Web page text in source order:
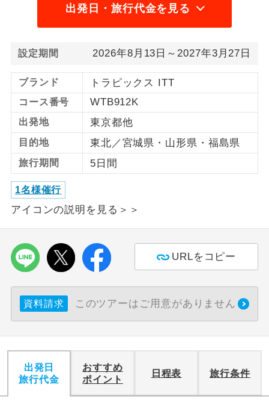
出発日・旅行代金を見る
設定期間 2026年8月13日～2027年3月27日
ブランド トラピックス ITT
コース番号 WTB912K
出発地 東京都他
目的地 東北／宮城県・山形県・福島県
旅行期間 5日間
1名様催行
アイコンの説明を見る＞＞
URLをコピー
資料請求 このツアーはご用意がありません
出発日
旅行代金
おすすめ
ポイント
日程表 旅行条件
す。
1名様1室同代
金
1名様1室利用でも追加料金がかからない
コースです。
ご夫婦限定
ご夫婦限定でご参加いただけるコースで
す。
女性限定
女性限定でご参加いただけるコースで
す。
年齢制限あり
です。
利用航空会社が指定なので、ご出発の計
画にとても便利です。
ホテル指定
ご紹介するホテルを指定したコースで
おひとり様バ
おひとり様でバス席を2席利⽤できま
す。